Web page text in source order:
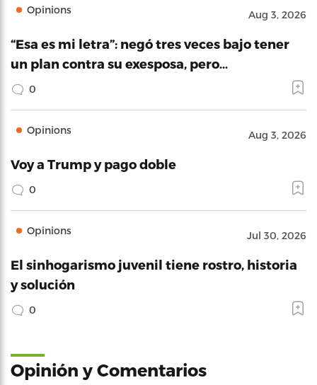
Opinions Aug 3, 2026
“Esa es mi letra”: negó tres veces bajo tener
un plan contra su exesposa, pero…
0
Opinions Aug 3, 2026
Voy a Trump y pago doble
0
Opinions Jul 30, 2026
El sinhogarismo juvenil tiene rostro, historia
y solución
0
Opinión y Comentarios